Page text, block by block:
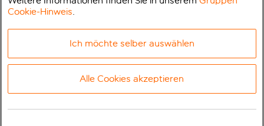
Cookie-Hinweis.
Ich möchte selber auswählen
Alle Cookies akzeptieren